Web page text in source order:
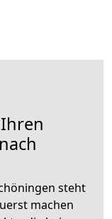
steht
machen